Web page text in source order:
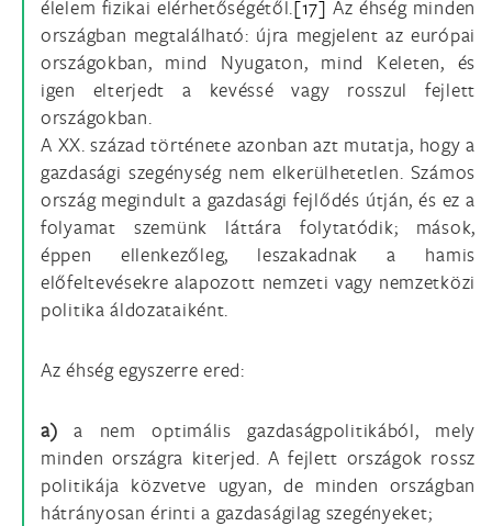
élelem fizikai elérhetőségétől.[17] Az éhség minden
országban megtalálható: újra megjelent az európai
országokban, mind Nyugaton, mind Keleten, és
igen elterjedt a kevéssé vagy rosszul fejlett
országokban.
A XX. század története azonban azt mutatja, hogy a
gazdasági szegénység nem elkerülhetetlen. Számos
ország megindult a gazdasági fejlődés útján, és ez a
folyamat szemünk láttára folytatódik; mások,
éppen ellenkezőleg, leszakadnak a hamis
előfeltevésekre alapozott nemzeti vagy nemzetközi
politika áldozataiként.
Az éhség egyszerre ered:
a)a nem optimális gazdaságpolitikából, mely
minden országra kiterjed. A fejlett országok rossz
politikája közvetve ugyan, de minden országban
hátrányosan érinti a gazdaságilag szegényeket;